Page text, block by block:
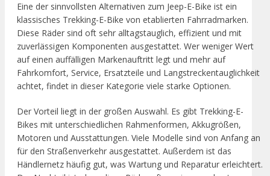
Eine der sinnvollsten Alternativen zum Jeep-E-Bike ist ein
klassisches Trekking-E-Bike von etablierten Fahrradmarken.
Diese Räder sind oft sehr alltagstauglich, effizient und mit
zuverlässigen Komponenten ausgestattet. Wer weniger Wert
auf einen auffälligen Markenauftritt legt und mehr auf
Fahrkomfort, Service, Ersatzteile und Langstreckentauglichkeit
achtet, findet in dieser Kategorie viele starke Optionen.
Der Vorteil liegt in der großen Auswahl. Es gibt Trekking-E-
Bikes mit unterschiedlichen Rahmenformen, Akkugrößen,
Motoren und Ausstattungen. Viele Modelle sind von Anfang an
für den Straßenverkehr ausgestattet. Außerdem ist das
Händlernetz häufig gut, was Wartung und Reparatur erleichtert.